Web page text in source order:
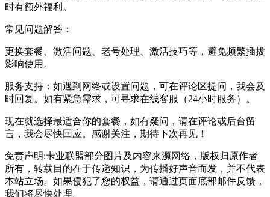
时有额外福利。
常见问题解答：
更换套餐、激活问题、老号处理、激活技巧等，避免频繁插拔
影响使用。
服务支持：如遇到网络或设置问题，可在评论区提问，我会及
时回复。如有紧急需求，可寻求在线客服（24小时服务）。
现在就选择最适合你的套餐，如有疑问，请在评论或后台留
言，我会尽快回应。感谢关注，期待下次再见！
免责声明:卡业联盟部分图片及内容来源网络，版权归原作者
所有，转载目的在于传递知识，为传播好声音而发，并不代表
本站立场。如果侵犯了您的权益，请通过页面底部邮件反馈，
我们将尽快处理。